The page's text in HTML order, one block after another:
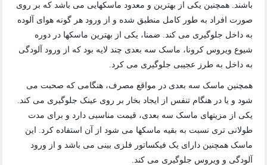
باشند. همچنین یکی از بهترین و معدود ماسکهایی می باشد که بر روی
صورت افراد به طور کامل منطبق شده و از ورود هر گونه هوای آلوده
به داخل جلوگیری می کند. ضمنا، یکی از بهترین ماسکها در دوره
شیوع ویروس کرونا، ماسک سه بعدی چند لایه بود که از ورود آلودگی
به داخل به طرز عجیبی جلوگیری می کرد.
همچنین ماسک سه بعدی در مواقع مصرف، هنگامی که صحبت می
شود و یا در هنگام تنفس از ایجاد بخار بر روی عینک جلوگیری می کند.
یکی از مزیتهای ماسک سه بعدی، قیمت مناسبی دارد و برای مدت
طولانی تری نسبت به بقیه ماسکها می شود از آن استفاده کرد. این
ماسک همچنین دارای یک فیکساتور فلزی بینی می باشد و از ورود
آلودگی و ویروس جلوگیری می کند.